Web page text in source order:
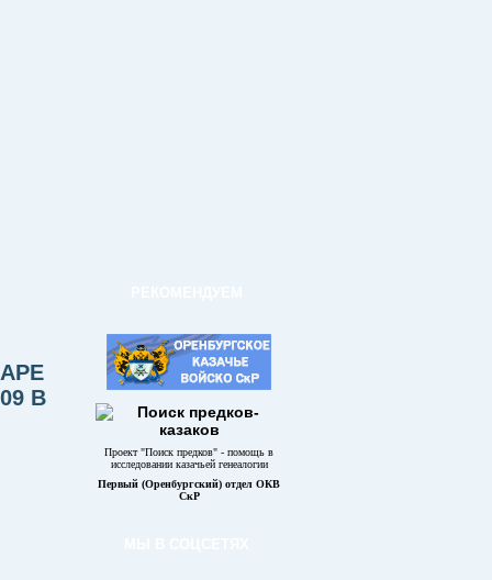
В
Проект "Поиск предков" - помощь в
исследовании казачьей генеалогии
Первый (Оренбургский) отдел ОКВ
СкР